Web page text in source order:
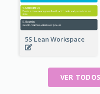
5S Lean Workspace
VER